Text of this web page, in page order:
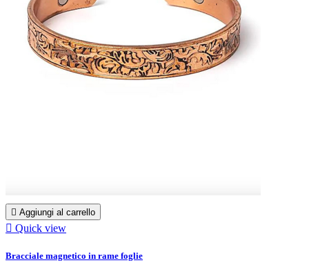
 Aggiungi al carrello
 Quick view
Bracciale magnetico in rame foglie